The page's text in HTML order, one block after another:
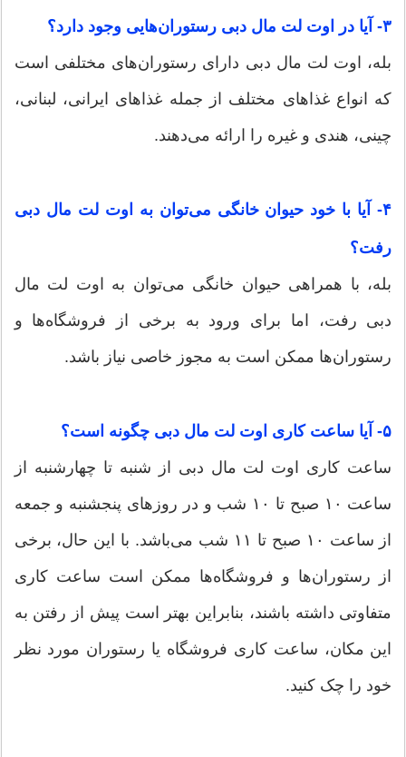
۳- آیا در اوت لت مال دبی رستوران‌هایی وجود دارد؟
بله، اوت لت مال دبی دارای رستوران‌های مختلفی است
که انواع غذاهای مختلف از جمله غذاهای ایرانی، لبنانی،
چینی، هندی و غیره را ارائه می‌دهند.
۴- آیا با خود حیوان خانگی می‌توان به اوت لت مال دبی
رفت؟
بله، با همراهی حیوان خانگی می‌توان به اوت لت مال
دبی رفت، اما برای ورود به برخی از فروشگاه‌ها و
رستوران‌ها ممکن است به مجوز خاصی نیاز باشد.
۵- آیا ساعت کاری اوت لت مال دبی چگونه است؟
ساعت کاری اوت لت مال دبی از شنبه تا چهارشنبه از
ساعت ۱۰ صبح تا ۱۰ شب و در روزهای پنجشنبه و جمعه
از ساعت ۱۰ صبح تا ۱۱ شب می‌باشد. با این حال، برخی
از رستوران‌ها و فروشگاه‌ها ممکن است ساعت کاری
متفاوتی داشته باشند، بنابراین بهتر است پیش از رفتن به
این مکان، ساعت کاری فروشگاه یا رستوران مورد نظر
خود را چک کنید.